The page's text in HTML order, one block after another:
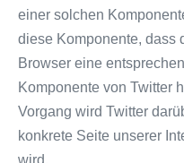
einer solchen
diese Komponente, dass
Browser eine
Komponente von Twitter
Vorgang wird Twitter
konkrete Seite unserer